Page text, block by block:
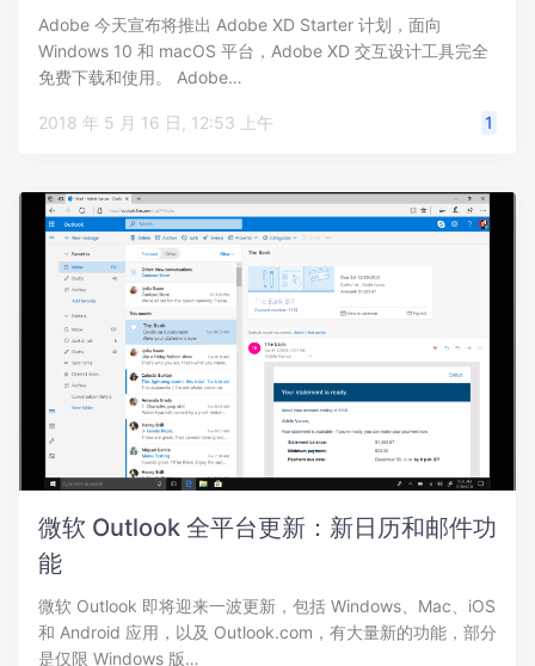
Adobe 今天宣布将推出 Adobe XD Starter 计划，面向
Windows 10 和 macOS 平台，Adobe XD 交互设计工具完全
免费下载和使用。 Adobe…
2018 年 5 月 16 日, 12:53 上午 1
微软 Outlook 全平台更新：新日历和邮件功
能
微软 Outlook 即将迎来一波更新，包括 Windows、Mac、iOS
和 Android 应用，以及 Outlook.com，有大量新的功能，部分
是仅限 Windows 版…